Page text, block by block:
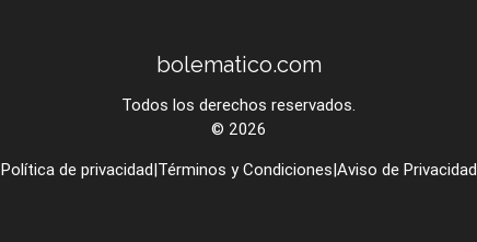
bolematico.com
Todos los derechos reservados.
© 2026
Política de privacidad|Términos y Condiciones|Aviso de Privacidad